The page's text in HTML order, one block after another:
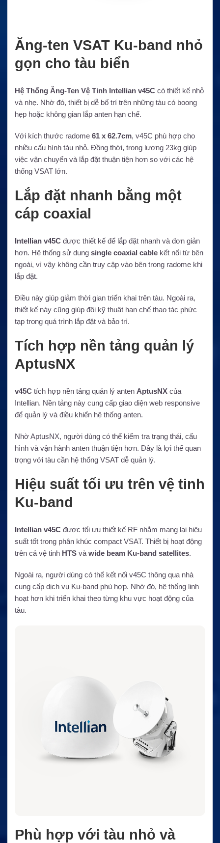
Ăng-ten VSAT Ku-band nhỏ
gọn cho tàu biển
Hệ Thống Ăng-Ten Vệ Tinh Intellian v45C có thiết kế nhỏ
và nhẹ. Nhờ đó, thiết bị dễ bố trí trên những tàu có boong
hẹp hoặc không gian lắp anten hạn chế.
Với kích thước radome 61 x 62.7cm, v45C phù hợp cho
nhiều cấu hình tàu nhỏ. Đồng thời, trọng lượng 23kg giúp
việc vận chuyển và lắp đặt thuận tiện hơn so với các hệ
thống VSAT lớn.
Lắp đặt nhanh bằng một
cáp coaxial
Intellian v45C được thiết kế để lắp đặt nhanh và đơn giản
hơn. Hệ thống sử dụng single coaxial cable kết nối từ bên
ngoài, vì vậy không cần truy cập vào bên trong radome khi
lắp đặt.
Điều này giúp giảm thời gian triển khai trên tàu. Ngoài ra,
thiết kế này cũng giúp đội kỹ thuật hạn chế thao tác phức
tạp trong quá trình lắp đặt và bảo trì.
Tích hợp nền tảng quản lý
AptusNX
v45C tích hợp nền tảng quản lý anten AptusNX của
Intellian. Nền tảng này cung cấp giao diện web responsive
để quản lý và điều khiển hệ thống anten.
Nhờ AptusNX, người dùng có thể kiểm tra trạng thái, cấu
hình và vận hành anten thuận tiện hơn. Đây là lợi thế quan
trọng với tàu cần hệ thống VSAT dễ quản lý.
Hiệu suất tối ưu trên vệ tinh
Ku-band
Intellian v45C được tối ưu thiết kế RF nhằm mang lại hiệu
suất tốt trong phân khúc compact VSAT. Thiết bị hoạt động
trên cả vệ tinh HTS và wide beam Ku-band satellites.
Ngoài ra, người dùng có thể kết nối v45C thông qua nhà
cung cấp dịch vụ Ku-band phù hợp. Nhờ đó, hệ thống linh
hoạt hơn khi triển khai theo từng khu vực hoạt động của
tàu.
Phù hợp với tàu nhỏ và